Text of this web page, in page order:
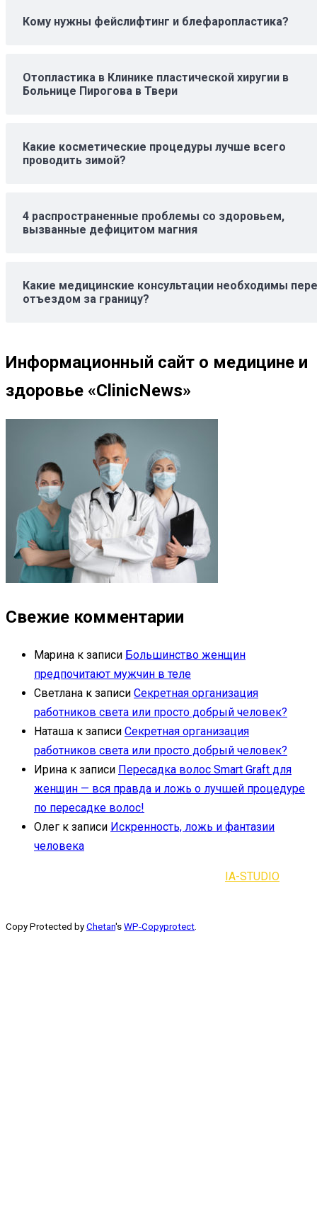
Кому нужны фейслифтинг и блефаропластика?
Отопластика в Клинике пластической хиругии в
Больнице Пирогова в Твери
Какие косметические процедуры лучше всего
проводить зимой?
4 распространенные проблемы со здоровьем,
вызванные дефицитом магния
Какие медицинские консультации необходимы
отъездом за границу?
Информационный сайт о медицине и
здоровье «ClinicNews»
Свежие комментарии
Марина к записи Большинство женщин
предпочитают мужчин в теле
Светлана к записи Секретная организация
работников света или просто добрый человек?
Наташа к записи Секретная организация
работников света или просто добрый человек?
Ирина к записи Пересадка волос Smart Graft для
женщин — вся правда и ложь о лучшей процедуре
по пересадке волос!
Олег к записи Искренность, ложь и фантазии
человека
IA-STUDIO
Copy Protected by Chetan's WP-Copyprotect